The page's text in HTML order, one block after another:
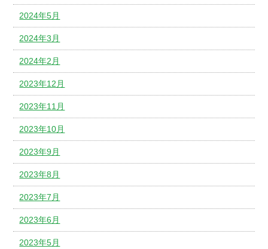
2024年5月
2024年3月
2024年2月
2023年12月
2023年11月
2023年10月
2023年9月
2023年8月
2023年7月
2023年6月
2023年5月